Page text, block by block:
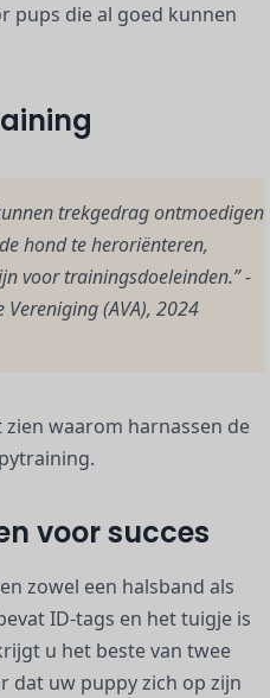
pups die al goed kunnen
trekgedrag ontmoedigen
hond te heroriënteren,
voor trainingsdoeleinden.” -
(AVA), 2024
waarom harnassen de
voor succes
zowel een halsband als
ID-tags en het tuigje is
u het beste van twee
dat uw puppy zich op zijn